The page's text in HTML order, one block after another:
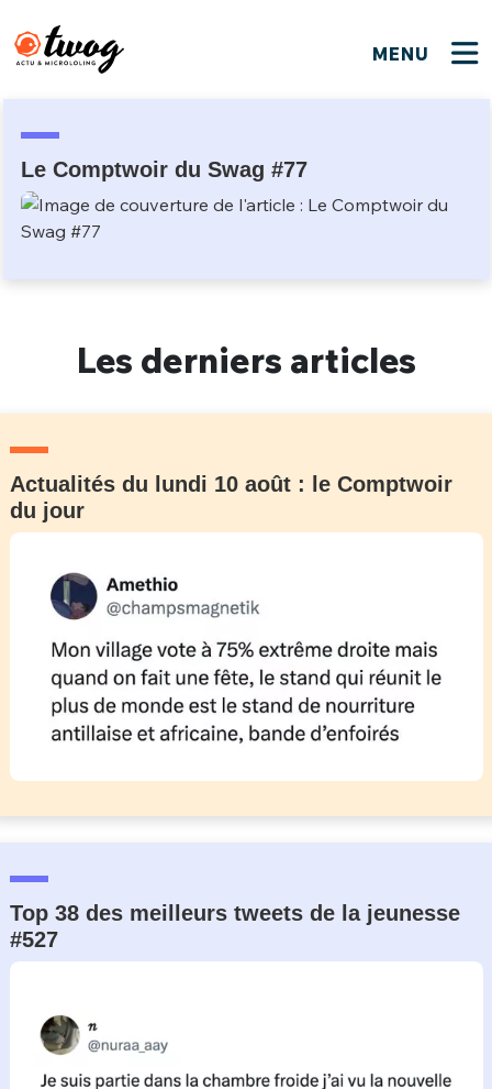
MENU
Le Comptwoir du Swag #77
Les derniers articles
Actualités du lundi 10 août : le Comptwoir
du jour
Top 38 des meilleurs tweets de la jeunesse
#527
Bienvenue !
JE M'INSCRIS
PSEUDO*
EMAIL*
PASSWORD*
JE M'INSCRIS
CONNEXION
FERMER
Que souhaitez-vous proposer ?
Quelques tweets
C'EST PARTI
Ma propre sélection
M'INSCRIRE
ME CONNECTER
Un Thread
C'EST PARTI